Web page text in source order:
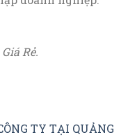
Rẻ.
TY TẠI QUẢNG